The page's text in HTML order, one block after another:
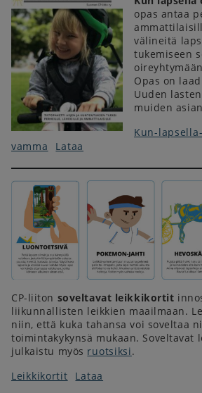
opas antaa
välineitä
tukemiseen
Opas on
Uuden
muiden
Kun-
vamma
Lataa
CP-liiton soveltavat leikkikortit
liikunnallisten leikkien maailmaan.
niin, että kuka tahansa voi soveltaa
toimintakykynsä mukaan. Soveltavat
julkaistu myös ruotsiksi.
Leikkikortit
Lataa